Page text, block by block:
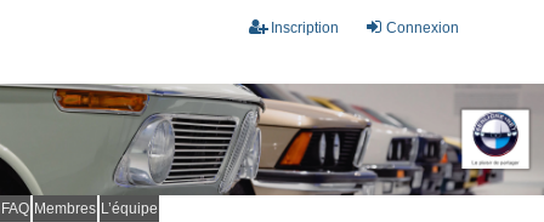
Connexion
Inscription
FAQ Membres L’équipe